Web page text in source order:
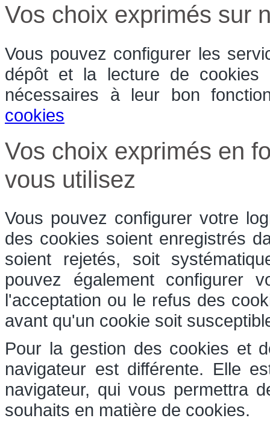
Vos choix exprimés sur
Vous pouvez configurer les
dépôt et la lecture de cookies
nécessaires à leur bon
cookies
Vos choix exprimés en
vous utilisez
Vous pouvez configurer votre
des cookies soient enregistrés
soient rejetés, soit
pouvez également configurer
l'acceptation ou le refus des
avant qu'un cookie soit
Pour la gestion des cookies et
navigateur est différente. Elle
navigateur, qui vous permettra
souhaits en matière de cookies.